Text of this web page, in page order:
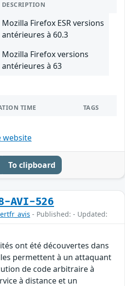
DESCRIPTION
Mozilla Firefox ESR versions
antérieures à 60.3
Mozilla Firefox versions
antérieures à 63
TIME TAGS
website
To clipboard
AVI-526
- Published: - Updated:
ont été découvertes dans
permettent à un attaquant
de code arbitraire à
à distance et un